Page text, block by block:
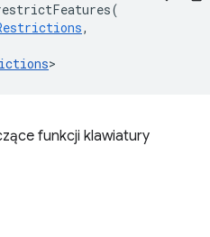
(
,
>
funkcji klawiatury